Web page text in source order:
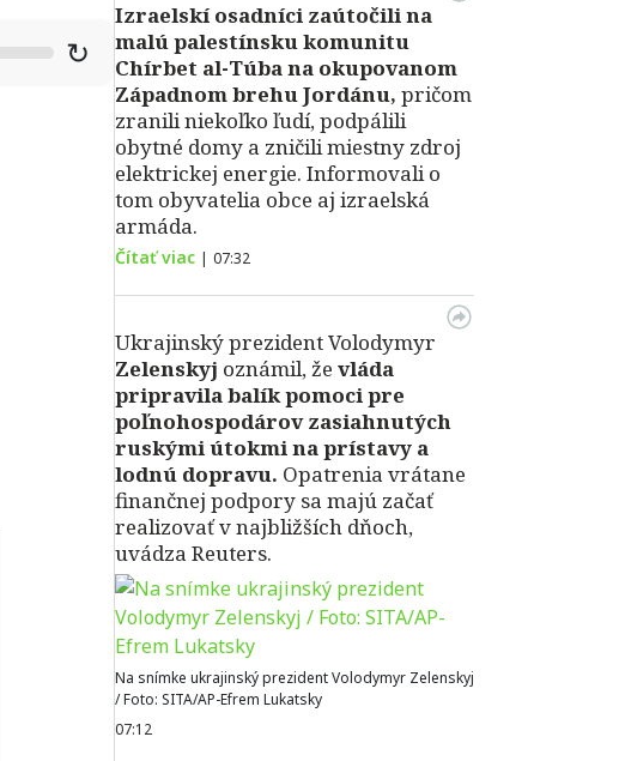
↻
Izraelskí osadníci zaútočili na
malú palestínsku komunitu
Chírbet al-Túba na okupovanom
Západnom brehu Jordánu, pričom
zranili niekoľko ľudí, podpálili
obytné domy a zničili miestny zdroj
elektrickej energie. Informovali o
tom obyvatelia obce aj izraelská
armáda.
Čítať viac | 07:32
Ukrajinský prezident Volodymyr
Zelenskyj oznámil, že vláda
pripravila balík pomoci pre
poľnohospodárov zasiahnutých
ruskými útokmi na prístavy a
lodnú dopravu. Opatrenia vrátane
finančnej podpory sa majú začať
realizovať v najbližších dňoch,
uvádza Reuters.
Na snímke ukrajinský prezident Volodymyr Zelenskyj
/ Foto: SITA/AP-Efrem Lukatsky
07:12